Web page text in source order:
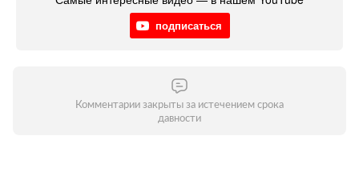
подписаться
Комментарии закрыты за истечением срока
давности